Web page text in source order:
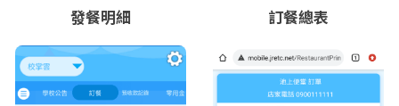
發餐明細 訂餐總表